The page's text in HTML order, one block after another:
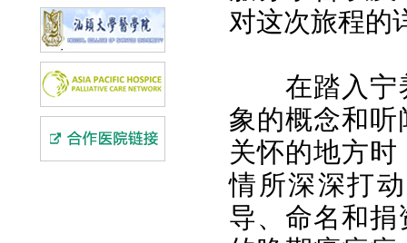
对这次旅程的
在踏入宁
象的概念和
关怀的地方
情所深深打
导、命名和